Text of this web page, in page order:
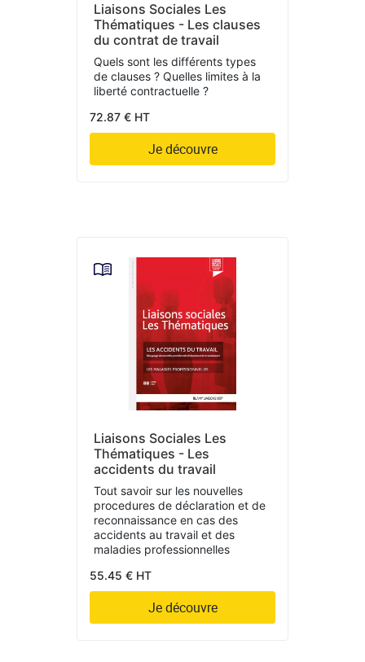
Liaisons Sociales Les
Thématiques - Les clauses
du contrat de travail
Quels sont les différents types
de clauses ? Quelles limites à la
liberté contractuelle ?
72.87 € HT
Je découvre
Liaisons Sociales Les
Thématiques - Les
accidents du travail
Tout savoir sur les nouvelles
procedures de déclaration et de
reconnaissance en cas des
accidents au travail et des
maladies professionnelles
55.45 € HT
Je découvre